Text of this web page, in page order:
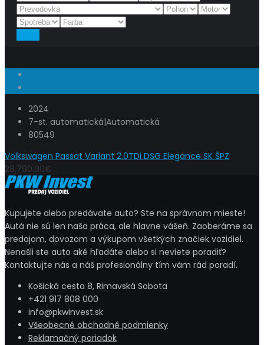
2024
7-st. automatická|Automatická
80549
Volkswagen Passat Variant 2.0TDi DSG Elegance SK ŠPZ
28,790.00€
Kupujete alebo predávate auto? Ste na správnom mieste!
Autá nie sú len naša práca, ale hlavne vášeň. Zaoberáme sa
predajom, dovozom a výkupom všetkých značiek vozidiel.
Nenašli ste auto aké hľadáte alebo si neviete poradiť?
Kontaktujte nás a náš profesionálny tím vám rád poradí.
Košická cesta 8, Rimavská Sobota
+421 917 808 000
info@pkwinvest.sk
Všeobecné obchodné podmienky
Reklamačný poriadok